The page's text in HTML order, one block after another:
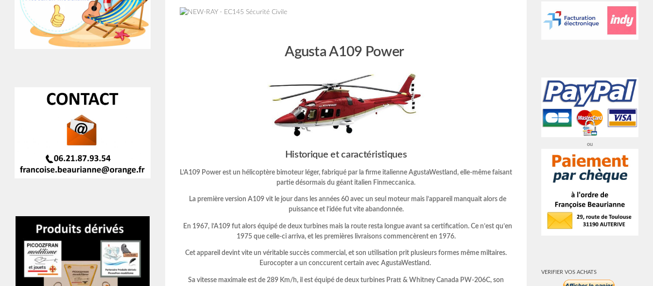
Agusta A109 Power
Historique et caractéristiques
L’A109 Power est un hélicoptère bimoteur léger, fabriqué par la firme italienne AgustaWestland, elle-même faisant
partie désormais du géant italien Finmeccanica.
La première version A109 vit le jour dans les années 60 avec un seul moteur mais l’appareil manquait alors de
puissance et l’idée fut vite abandonnée.
En 1967, l’A109 fut alors équipé de deux turbines mais la route resta longue avant sa certification. Ce n’est qu’en
1975 que celle-ci arriva, et les premières livraisons commencèrent en 1976.
Cet appareil devint vite un véritable succès commercial, et son utilisation prit plusieurs formes même miltaires.
Eurocopter a un conccurent certain avec AgustaWestland.
Sa vitesse maximale est de 289 Km/h, il est équipé de deux turbines Pratt & Whitney Canada PW-206C, son
ou
VERIFIER VOS ACHATS